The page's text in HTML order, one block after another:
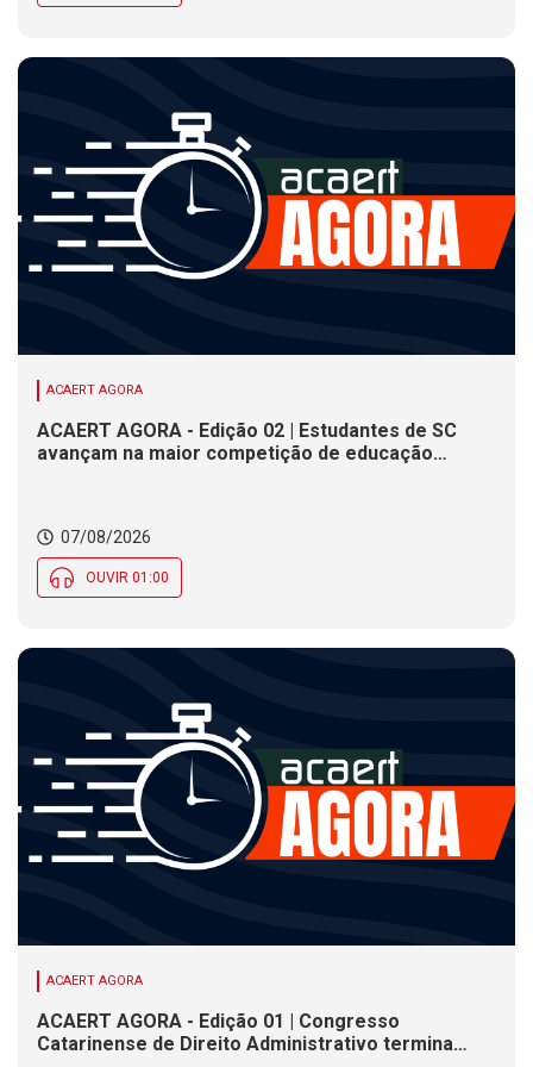
ACAERT AGORA
ACAERT AGORA - Edição 02 | Estudantes de SC
avançam na maior competição de educação
Social nesta sexta (7)
07/08/2026
OUVIR 01:00
ACAERT AGORA
ACAERT AGORA - Edição 01 | Congresso
Catarinense de Direito Administrativo termina